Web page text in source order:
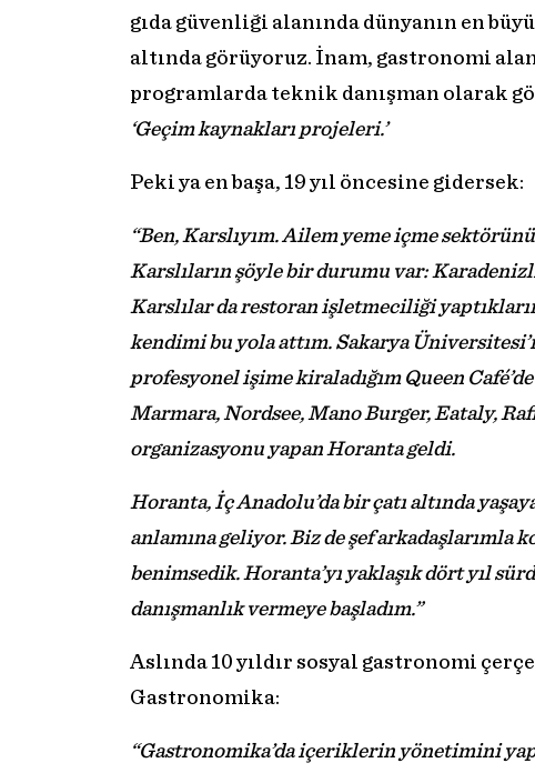
gıda güvenliği alanında dünyanın en
altında görüyoruz. İnam, gastronomi
programlarda teknik danışman olarak
‘Geçim kaynakları projeleri.’
Peki ya en başa, 19 yıl öncesine gidersek:
“Ben, Karslıyım. Ailem yeme içme
Karslıların şöyle bir durumu var:
Karslılar da restoran işletmeciliği
kendimi bu yola attım. Sakarya
profesyonel işime kiraladığım Queen
Marmara, Nordsee, Mano Burger, Eataly,
organizasyonu yapan Horanta geldi.
Horanta, İç Anadolu’da bir çatı altında
anlamına geliyor. Biz de şef
benimsedik. Horanta’yı yaklaşık dört yıl
danışmanlık vermeye başladım.”
Aslında 10 yıldır sosyal gastronomi
Gastronomika:
“Gastronomika’da içeriklerin yönetimini